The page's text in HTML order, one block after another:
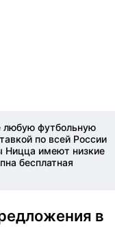
любую футбольную
по всей России
Ницца имеют низкие
бесплатная
в